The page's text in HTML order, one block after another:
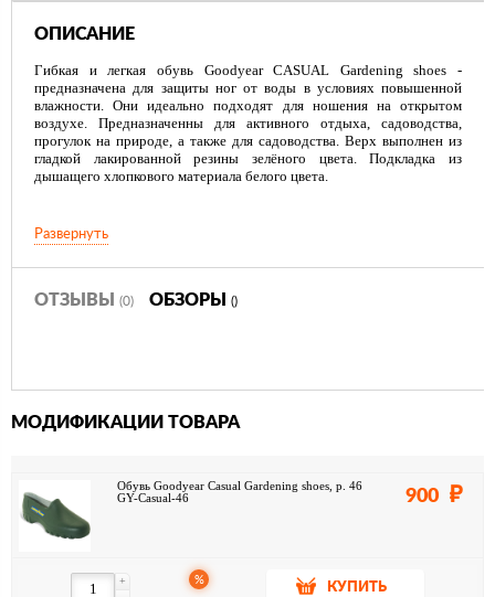
ОПИСАНИЕ
Гибкая и легкая обувь Goodyear CASUAL Gardening shoes -
предназначена для защиты ног от воды в условиях повышенной
влажности. Они идеально подходят для ношения на открытом
воздухе. Предназначенны для активного отдыха, садоводства,
прогулок на природе, а также для садоводства. Верх выполнен из
гладкой лакированной резины зелёного цвета. Подкладка из
дышащего хлопкового материала белого цвета.
Развернуть
ОТЗЫВЫ (0) ОБЗОРЫ ()
МОДИФИКАЦИИ ТОВАРА
Обувь Goodyear Casual Gardening shoes, р. 46
GY-Casual-46
900
+ %
КУПИТЬ